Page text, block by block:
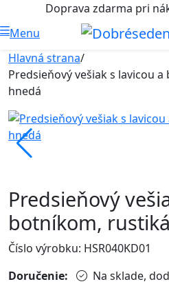
Doprava zdarma pri
Menu
Hlavná strana/
Predsieňový vešiak s lavicou
hnedá
Predsieňový
botníkom,
Číslo výrobku: HSR040KD01
Doručenie:
Na sklade,